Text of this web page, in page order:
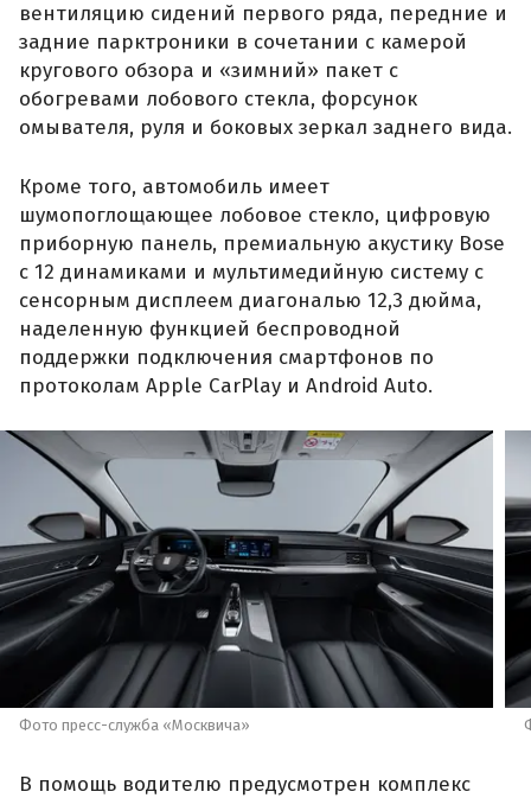
вентиляцию сидений первого ряда, передние и
задние парктроники в сочетании с камерой
кругового обзора и «зимний» пакет с
обогревами лобового стекла, форсунок
омывателя, руля и боковых зеркал заднего вида.
Кроме того, автомобиль имеет
шумопоглощающее лобовое стекло, цифровую
приборную панель, премиальную акустику Bose
с 12 динамиками и мультимедийную систему с
сенсорным дисплеем диагональю 12,3 дюйма,
наделенную функцией беспроводной
поддержки подключения смартфонов по
протоколам Apple CarPlay и Android Auto.
Фото пресс-служба «Москвича»
В помощь водителю предусмотрен комплекс